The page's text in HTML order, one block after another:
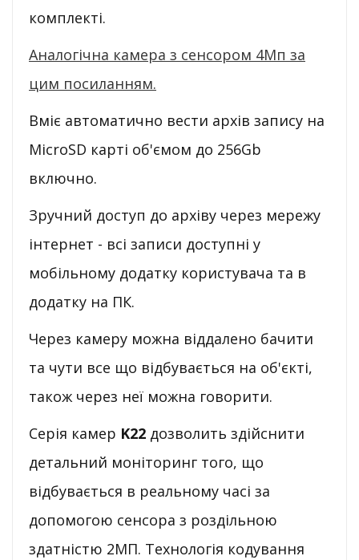
комплекті.
Аналогічна камера з сенсором 4Мп за
цим посиланням.
Вміє автоматично вести архів запису на
MicroSD карті об'ємом до 256Gb
включно.
Зручний доступ до архіву через мережу
інтернет - всі записи доступні у
мобільному додатку користувача та в
додатку на ПК.
Через камеру можна віддалено бачити
та чути все що відбувається на об'єкті,
також через неї можна говорити.
Серія камер K22 дозволить здійснити
детальний моніторинг того, що
відбувається в реальному часі за
допомогою сенсора з роздільною
здатністю 2МП. Технологія кодування